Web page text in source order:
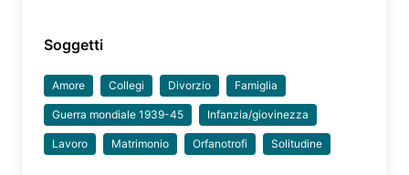
Soggetti
Amore Collegi Divorzio Famiglia
Guerra mondiale 1939-45 Infanzia/giovinezza
Lavoro Matrimonio Orfanotrofi Solitudine